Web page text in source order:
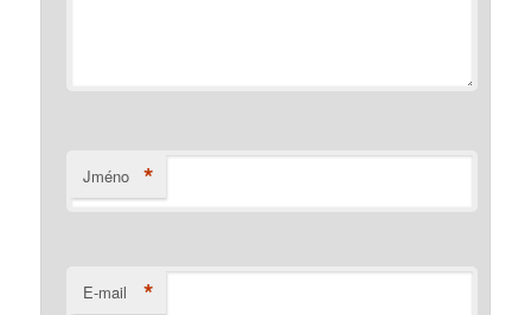
Jméno *
E-mail *